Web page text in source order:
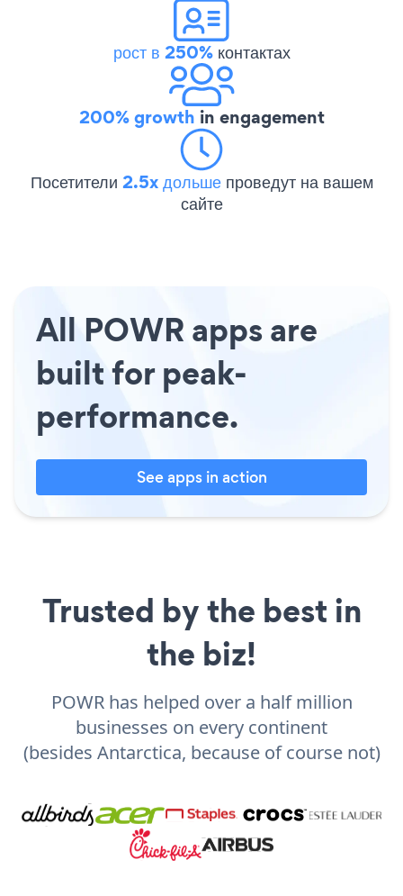
рост в 250%контактах
200% growth in engagement
Посетители 2.5x дольше проведут на вашем
сайте
All POWR apps are
built for peak-
performance.
See apps in action
Trusted by the best in
the biz!
POWR has helped over a half million
businesses on every continent
(besides Antarctica, because of course not)